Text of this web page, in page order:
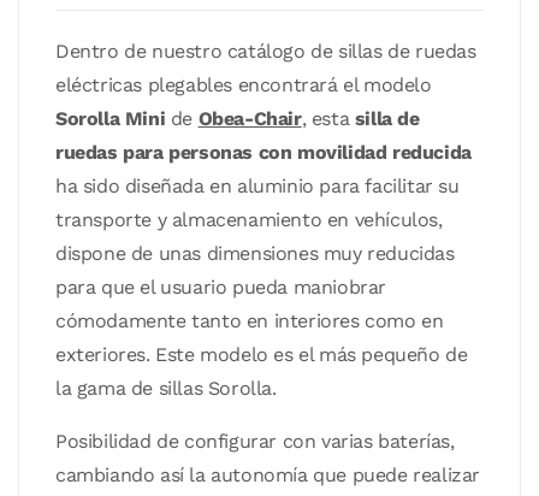
Dentro de nuestro catálogo de sillas de ruedas
eléctricas plegables encontrará el modelo
Sorolla Mini de Obea-Chair, esta silla de
ruedas para personas con movilidad reducida
ha sido diseñada en aluminio para facilitar su
transporte y almacenamiento en vehículos,
dispone de unas dimensiones muy reducidas
para que el usuario pueda maniobrar
cómodamente tanto en interiores como en
exteriores. Este modelo es el más pequeño de
la gama de sillas Sorolla.
Posibilidad de configurar con varias baterías,
cambiando así la autonomía que puede realizar